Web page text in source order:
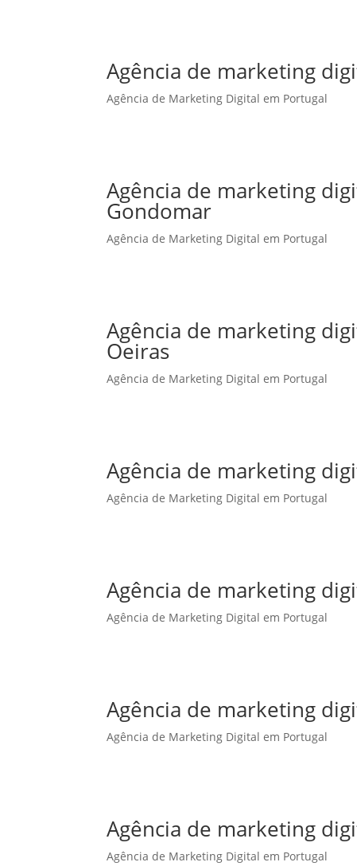
Agência de marketing
Agência de Marketing Digital em Portugal
Agência de marketing
Gondomar
Agência de Marketing Digital em Portugal
Agência de marketing
Oeiras
Agência de Marketing Digital em Portugal
Agência de marketing
Agência de Marketing Digital em Portugal
Agência de marketing
Agência de Marketing Digital em Portugal
Agência de marketing
Agência de Marketing Digital em Portugal
Agência de marketing
Agência de Marketing Digital em Portugal